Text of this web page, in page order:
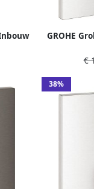
hard
GROHE
voor
omstelling
€
38%